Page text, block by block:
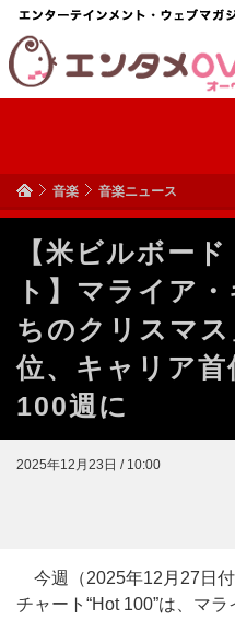
音楽 音楽ニュース
【米ビルボー
ト】マライア
ちのクリスマ
位、キャリア首
100週に
2025年12月23日 / 10:00
今週（2025年12月27日付
チャート“Hot 100”は、マ